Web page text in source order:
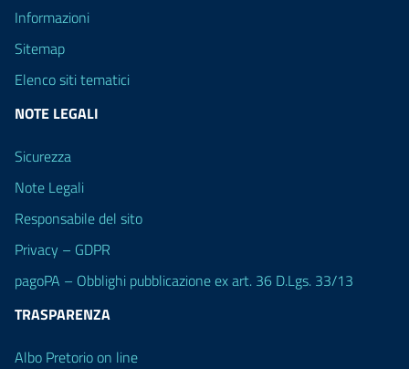
Informazioni
Sitemap
Elenco siti tematici
NOTE LEGALI
Sicurezza
Note Legali
Responsabile del sito
Privacy – GDPR
pagoPA – Obblighi pubblicazione ex art. 36 D.Lgs. 33/13
TRASPARENZA
Albo Pretorio on line